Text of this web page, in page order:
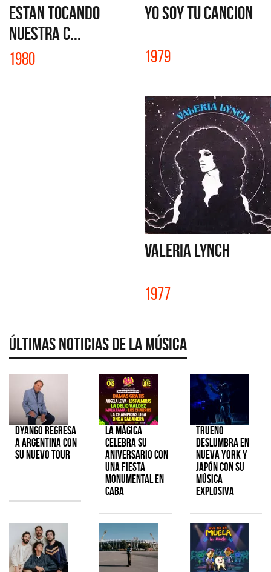
ESTAN TOCANDO
NUESTRA C...
1980
YO SOY TU CANCION
1979
VALERIA LYNCH
1977
Últimas Noticias de la Música
Dyango regresa
a Argentina con
su nuevo tour
La Mágica
celebra su
aniversario con
una fiesta
monumental en
CABA
TRUENO
deslumbra en
Nueva York y
Japón con su
música
explosiva